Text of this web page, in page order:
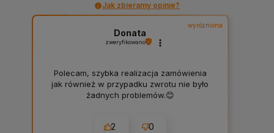
Jak zbieramy opinie?
wyróżniona
Donata
zweryfikowano
Polecam, szybka realizacja zamówienia
jak również w przypadku zwrotu nie było
żadnych problemów.😊
2 0